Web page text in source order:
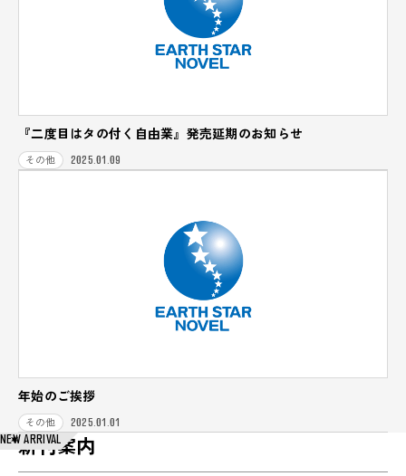
『二度目はタの付く自由業』発売延期のお知らせ
その他 2025.01.09
年始のご挨拶
その他
2025.01.01
NEW ARRIVAL
新刊案内